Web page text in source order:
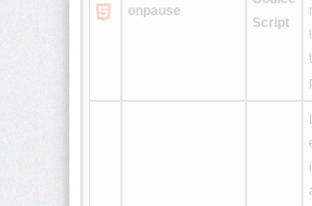
onpause
Script